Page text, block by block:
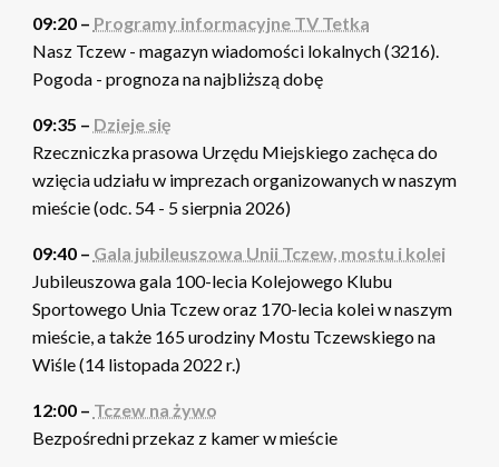
09:20 – Programy informacyjne TV Tetka
Nasz Tczew - magazyn wiadomości lokalnych (3216).
Pogoda - prognoza na najbliższą dobę
09:35 – Dzieje się
Rzeczniczka prasowa Urzędu Miejskiego zachęca do
wzięcia udziału w imprezach organizowanych w naszym
mieście (odc. 54 - 5 sierpnia 2026)
09:40 – Gala jubileuszowa Unii Tczew, mostu i kolei
Jubileuszowa gala 100-lecia Kolejowego Klubu
Sportowego Unia Tczew oraz 170-lecia kolei w naszym
mieście, a także 165 urodziny Mostu Tczewskiego na
Wiśle (14 listopada 2022 r.)
12:00 – Tczew na żywo
Bezpośredni przekaz z kamer w mieście